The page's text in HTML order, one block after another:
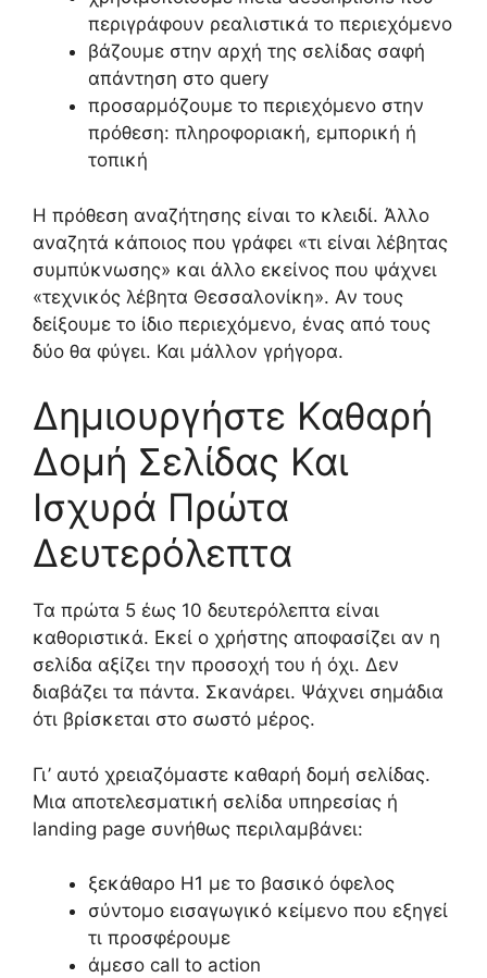
περιγράφουν ρεαλιστικά το περιεχόμενο
βάζουμε στην αρχή της σελίδας σαφή
απάντηση στο query
προσαρμόζουμε το περιεχόμενο στην
πρόθεση: πληροφοριακή, εμπορική ή
τοπική
Η πρόθεση αναζήτησης είναι το κλειδί. Άλλο
αναζητά κάποιος που γράφει «τι είναι λέβητας
συμπύκνωσης» και άλλο εκείνος που ψάχνει
«τεχνικός λέβητα Θεσσαλονίκη». Αν τους
δείξουμε το ίδιο περιεχόμενο, ένας από τους
δύο θα φύγει. Και μάλλον γρήγορα.
Δημιουργήστε Καθαρή
Δομή Σελίδας Και
Ισχυρά Πρώτα
Δευτερόλεπτα
Τα πρώτα 5 έως 10 δευτερόλεπτα είναι
καθοριστικά. Εκεί ο χρήστης αποφασίζει αν η
σελίδα αξίζει την προσοχή του ή όχι. Δεν
διαβάζει τα πάντα. Σκανάρει. Ψάχνει σημάδια
ότι βρίσκεται στο σωστό μέρος.
Γι’ αυτό χρειαζόμαστε καθαρή δομή σελίδας.
Μια αποτελεσματική σελίδα υπηρεσίας ή
landing page συνήθως περιλαμβάνει:
ξεκάθαρο H1 με το βασικό όφελος
σύντομο εισαγωγικό κείμενο που εξηγεί
τι προσφέρουμε
άμεσο call to action